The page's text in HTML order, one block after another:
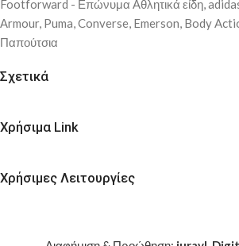
Footforward - Επώνυμα Αθλητικά είδη,
Αrmour, Puma, Converse, Emerson, Body
Παπούτσια
Σχετικά
Χρήσιμα Link
Χρήσιμες Λειτουργίες